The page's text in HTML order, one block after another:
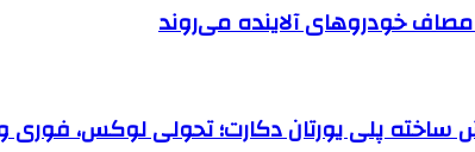
مصاف خودروهای آلاینده می‌روند
ساخته پلی یورتان دکارت؛ تحولی لوکس،